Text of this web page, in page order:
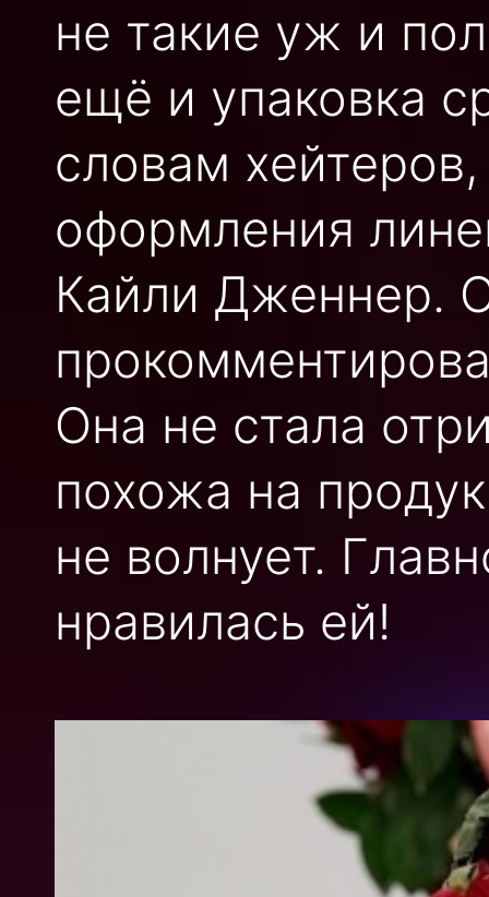
не такие уж и
ещё и упаковка
словам
оформления
Кайли Дженнер.
Она не стала
похожа на
не волнует.
нравилась ей!